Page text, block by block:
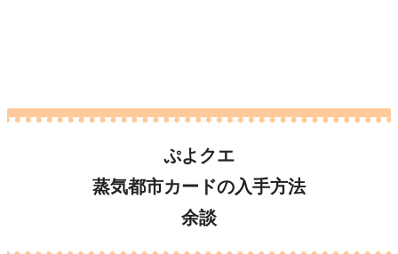
ぷよクエ
蒸気都市カードの入手方法
余談